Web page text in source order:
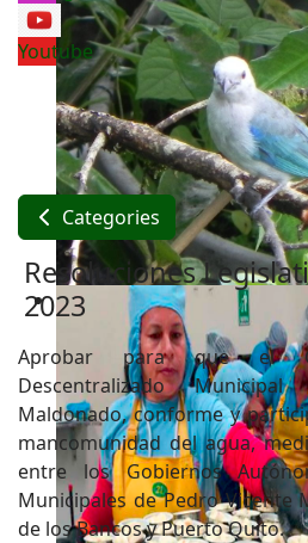
Youtube
Categories
Resoluciones
2023
Aprobar para que el
Descentralizado
Maldonado, conforme y
mancomunidad del agua,
entre los Gobiernos
Municipales de Pedro Vicente
de los Bancos y Puerto Quito.